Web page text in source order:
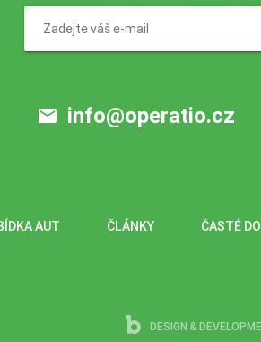
email info@operatio.cz
AUT ČLÁNKY ČASTÉ
DESIGN &